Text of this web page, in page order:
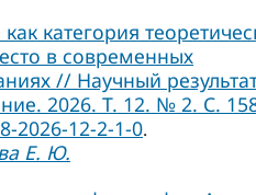
категория
в современных
// Научный
2026. Т. 12. № 2. С.
2026-12-2-1-0.
Е. Ю.